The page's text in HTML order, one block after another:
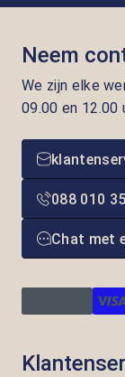
Neem
We zijn elke
09.00 en 12.00
088 010
Chat met